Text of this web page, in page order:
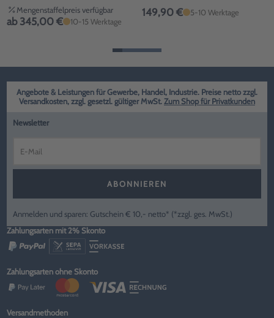
Mengenstaffelpreis verfügbar
ab 345,00 € 10-15 Werktage
149,90 € 5-10 Werktage
Angebote & Leistungen für Gewerbe, Handel, Industrie. Preise netto zzgl.
Versandkosten, zzgl. gesetzl. gültiger MwSt. Zum Shop für Privatkunden
Newsletter
ABONNIEREN
Anmelden und sparen: Gutschein € 10,- netto* (*zzgl. ges. MwSt.)
Zahlungsarten mit 2% Skonto
Zahlungsarten ohne Skonto
Versandmethoden